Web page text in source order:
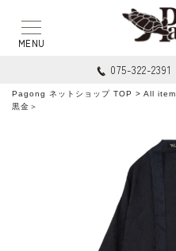
075-322-2391
Pagong ネットショップ TOP > All item
黒金＞